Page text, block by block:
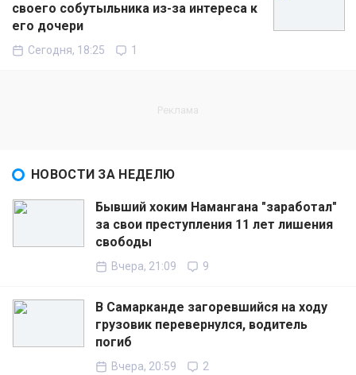
своего собутыльника из-за интереса к
его дочери
Сегодня, 18:25 1
НОВОСТИ ЗА НЕДЕЛЮ
Бывший хоким Намангана "заработал"
за свои преступления 11 лет лишения
свободы
Вчера, 21:09 9
В Самарканде загоревшийся на ходу
грузовик перевернулся, водитель
погиб
Вчера, 20:59 2